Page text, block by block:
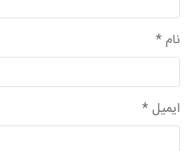
نام*
ایمیل*